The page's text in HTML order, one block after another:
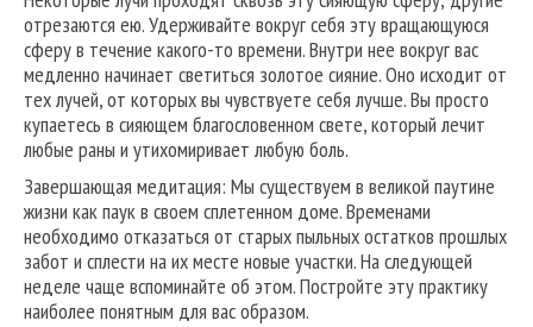
отрезаются ею. Удерживайте вокруг себя эту вращающуюся
сферу в течение какого-то времени. Внутри нее вокруг вас
медленно начинает светиться золотое сияние. Оно исходит от
тех лучей, от которых вы чувствуете себя лучше. Вы просто
купаетесь в сияющем благословенном свете, который лечит
любые раны и утихомиривает любую боль.
Завершающая медитация: Мы существуем в великой паутине
жизни как паук в своем сплетенном доме. Временами
необходимо отказаться от старых пыльных остатков прошлых
забот и сплести на их месте новые участки. На следующей
неделе чаще вспоминайте об этом. Постройте эту практику
наиболее понятным для вас образом.